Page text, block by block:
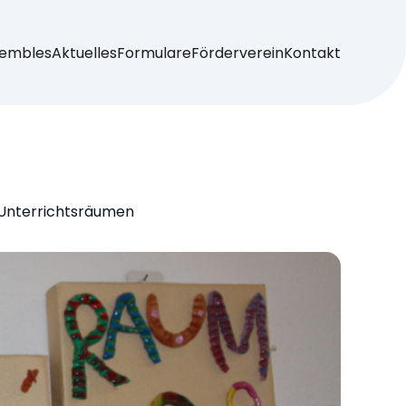
AktuellesFormulareFördervereinKontakt